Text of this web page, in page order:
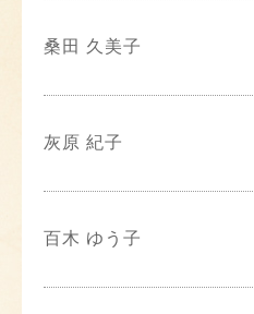
桑田 久美子
灰原 紀子
百木 ゆう子